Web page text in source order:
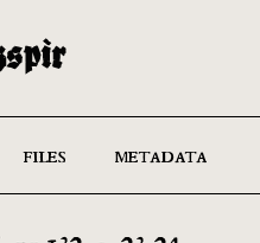
FILES METADATA